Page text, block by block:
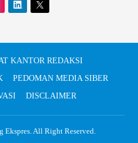
KANTOR REDAKSI
PEDOMAN MEDIA SIBER
DISCLAIMER
Ekspres. All Right Reserved.